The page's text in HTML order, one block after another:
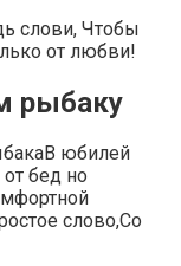
слови, Чтобы
от любви!
рыбаку
юбилей
бед​ но
слово,​Со